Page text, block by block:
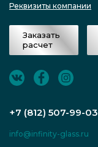
Реквизиты компании
Заказать
расчет
+7 (812) 507-99-03
info@infinity-glass.ru